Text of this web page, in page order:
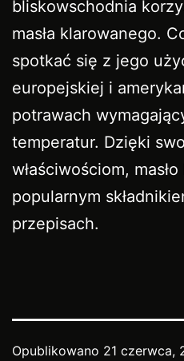
bliskowschodnia
masła klarowanego.
spotkać się z jego
europejskiej i
potrawach
temperatur. Dzięki
właściwościom,
popularnym
przepisach.
Opublikowano 21 czerwca,